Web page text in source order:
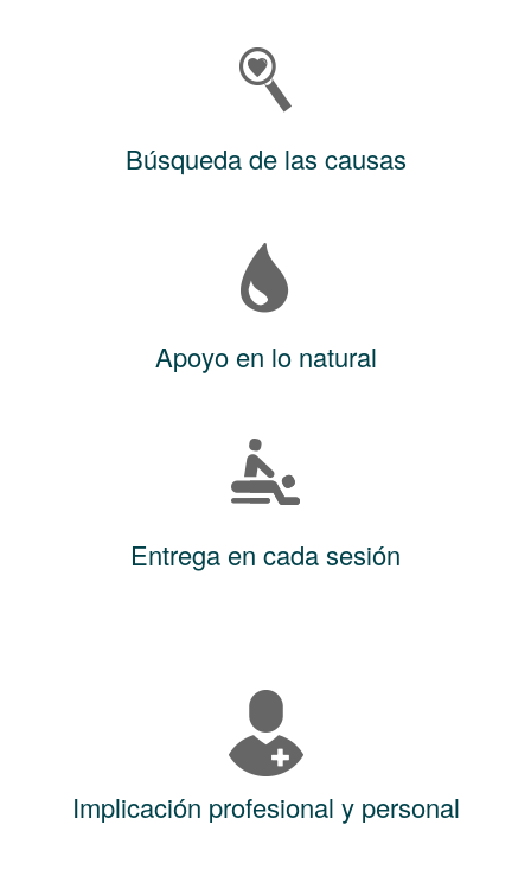
Búsqueda de las causas
Apoyo en lo natural
Entrega en cada sesión
Implicación profesional y personal